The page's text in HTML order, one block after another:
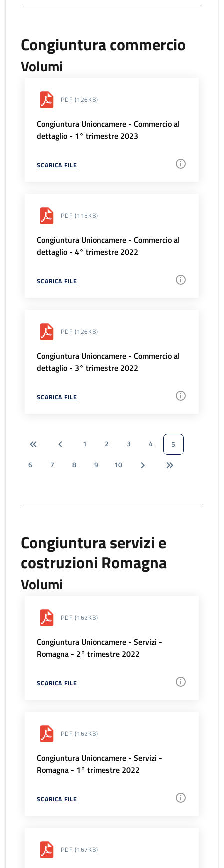
Congiuntura commercio
Volumi
PDF (126KB)
Congiuntura Unioncamere - Commercio al
dettaglio - 1° trimestre 2023
SCARICA FILE
PDF (115KB)
Congiuntura Unioncamere - Commercio al
dettaglio - 4° trimestre 2022
SCARICA FILE
PDF (126KB)
Congiuntura Unioncamere - Commercio al
dettaglio - 3° trimestre 2022
SCARICA FILE
1 2 3 4
5
6
7 8 9 10
Congiuntura servizi e
costruzioni Romagna
Volumi
PDF (162KB)
Congiuntura Unioncamere - Servizi -
Romagna - 2° trimestre 2022
SCARICA FILE
PDF (162KB)
Congiuntura Unioncamere - Servizi -
Romagna - 1° trimestre 2022
SCARICA FILE
PDF (167KB)